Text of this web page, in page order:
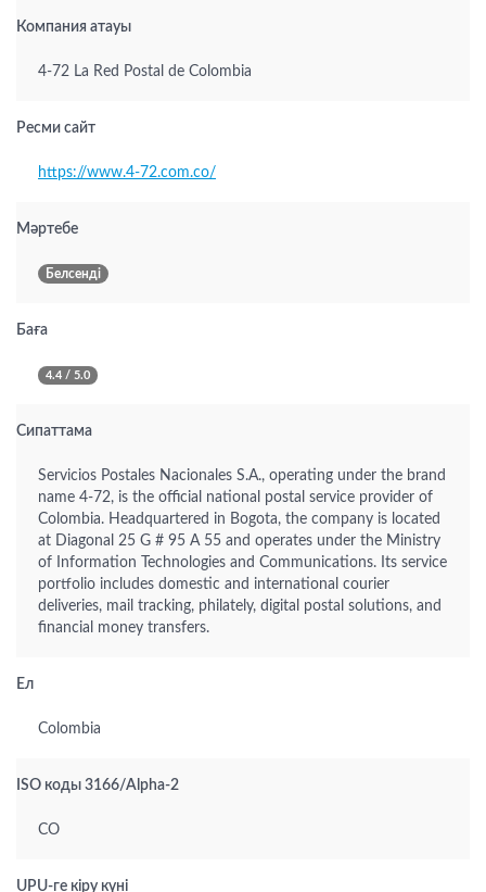
Компания атауы
4-72 La Red Postal de Colombia
Ресми сайт
https://www.4-72.com.co/
Мәртебе
Белсенді
Баға
4.4 / 5.0
Сипаттама
Servicios Postales Nacionales S.A., operating under the brand
name 4-72, is the official national postal service provider of
Colombia. Headquartered in Bogota, the company is located
at Diagonal 25 G # 95 A 55 and operates under the Ministry
of Information Technologies and Communications. Its service
portfolio includes domestic and international courier
deliveries, mail tracking, philately, digital postal solutions, and
financial money transfers.
Ел
Colombia
ISO коды 3166/Alpha-2
CO
UPU-ге кіру күні